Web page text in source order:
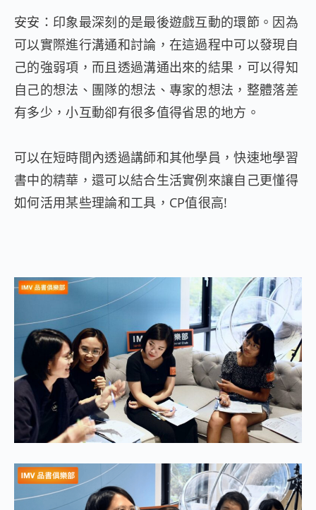
安安：印象最深刻的是最後遊戲互動的環節。因為
可以實際進行溝通和討論，在這過程中可以發現自
己的強弱項，而且透過溝通出來的結果，可以得知
自己的想法、團隊的想法、專家的想法，整體落差
有多少，小互動卻有很多值得省思的地方。
可以在短時間內透過講師和其他學員，快速地學習
書中的精華，還可以結合生活實例來讓自己更懂得
如何活用某些理論和工具，CP值很高!